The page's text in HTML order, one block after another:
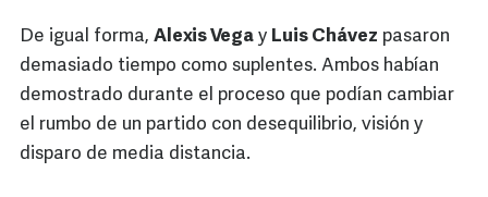
De igual forma, Alexis Vega y Luis Chávez pasaron
demasiado tiempo como suplentes. Ambos habían
demostrado durante el proceso que podían cambiar
el rumbo de un partido con desequilibrio, visión y
disparo de media distancia.